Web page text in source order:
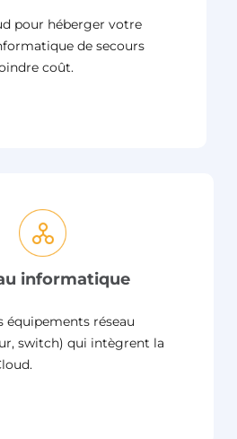
pour héberger votre
de secours
coût.
informatique
équipements réseau
switch) qui intègrent la